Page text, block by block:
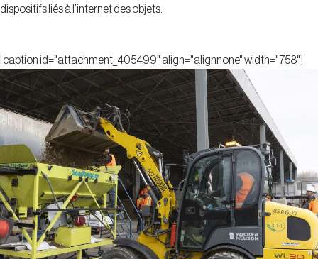
dispositifs liés à l’internet des objets.
[caption id="attachment_405499" align="alignnone" width="758"]